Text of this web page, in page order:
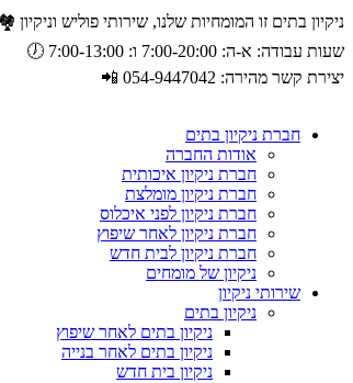
ניקיון בתים זו המומחיות שלנו, שירותי פוליש וניקיון
שעות עבודה: א-ה: 7:00-20:00 ו: 7:00-13:00 🕖
יצירת קשר מהירה: 054-9447042 📲
חברת ניקיון בתים
אודות החברה
חברת ניקיון איכותית
חברת ניקיון מומלצת
חברת ניקיון לפני איכלוס
חברת ניקיון לאחר שיפוץ
חברת ניקיון לבית חדש
ניקיון של מומחים
שירותי ניקיון
ניקיון בתים
ניקיון בתים לאחר שיפוץ
ניקיון בתים לאחר בנייה
ניקיון בית חדש